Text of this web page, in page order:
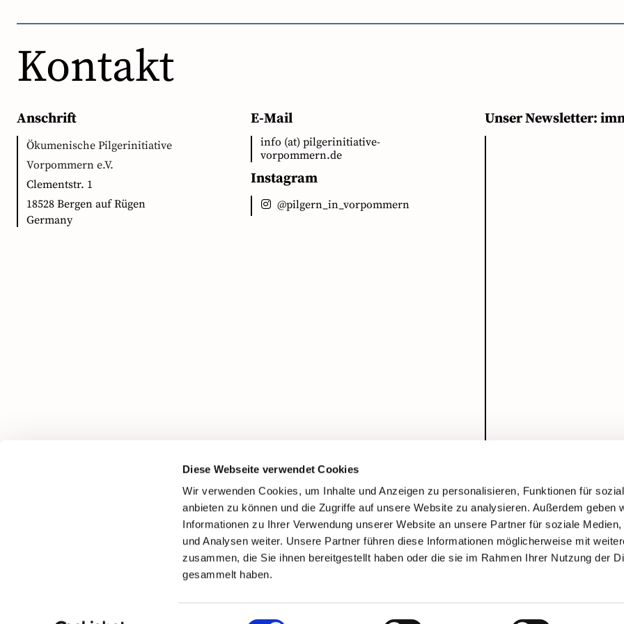
Diese Webseite verwendet Cookies
Wir verwenden Cookies, um Inhalte und Anzeigen zu personalisieren, Funktionen für
anbieten zu können und die Zugriffe auf unsere Website zu analysieren. Außerdem geben
Informationen zu Ihrer Verwendung unserer Website an unsere Partner für soziale Medien,
und Analysen weiter. Unsere Partner führen diese Informationen möglicherweise mit
zusammen, die Sie ihnen bereitgestellt haben oder die sie im Rahmen Ihrer Nutzung der
gesammelt haben.
Einwilligungsauswahl
Kontakt
Anschrift
Ökumenische Pilgerinitiative
Vorpommern e.V.
Clementstr. 1
18528 Bergen auf Rügen
Germany
E-Mail
info (at) pilgerinitiative-
vorpommern.de
Instagram
@pilgern_in_vorpommern
Unser Newsletter: